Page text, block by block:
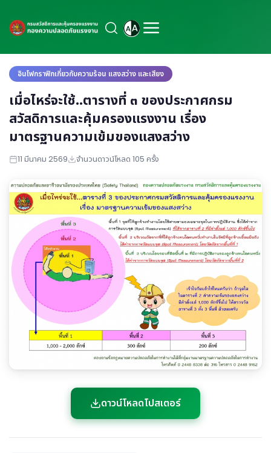
อินโฟกราฟิกเกี่ยวกับความร้อน แสงสว่าง และเสียง
เมื่อไหร่จะใช้..ตารางที่ ๓ ของประกาศกรม
สวัสดิการและคุ้มครองแรงงาน เรื่อง
มาตรฐานความเข้มของแสงสว่าง
11 มีนาคม 2569 จำนวนดาวน์โหลด 105 ครั้ง
ดาวน์โหลดโปสเตอร์